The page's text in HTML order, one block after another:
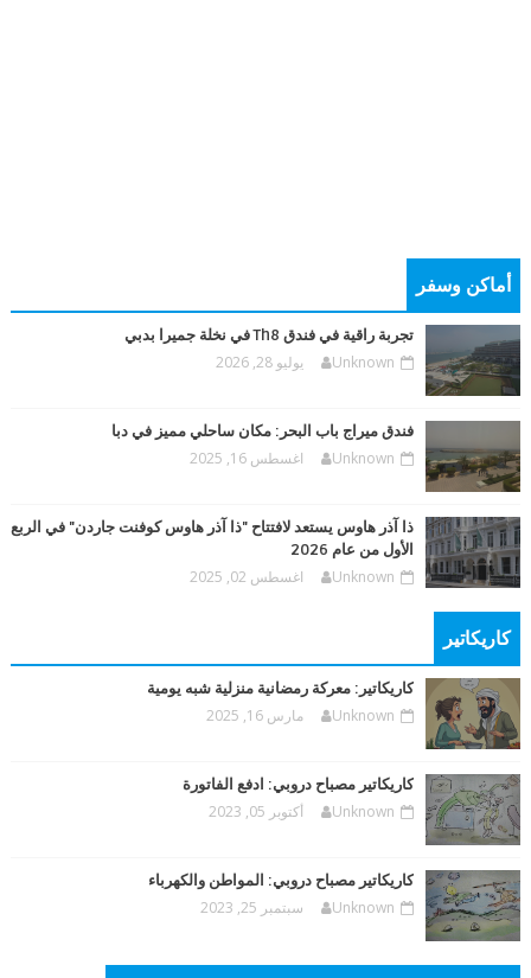
أماكن وسفر
تجربة راقية في فندق Th8 في نخلة جميرا بدبي
Unknown يوليو 28, 2026
فندق ميراج باب البحر: مكان ساحلي مميز في دبا
Unknown اغسطس 16, 2025
ذا آذر هاوس يستعد لافتتاح "ذا آذر هاوس كوفنت جاردن" في الربع
الأول من عام 2026
Unknown اغسطس 02, 2025
كاريكاتير
كاريكاتير: معركة رمضانية منزلية شبه يومية
Unknown مارس 16, 2025
كاريكاتير مصباح دروبي: ادفع الفاتورة
Unknown أكتوبر 05, 2023
كاريكاتير مصباح دروبي: المواطن والكهرباء
Unknown سبتمبر 25, 2023